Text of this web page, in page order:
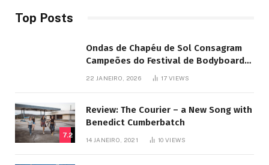
Top Posts
Ondas de Chapéu de Sol Consagram
Campeões do Festival de Bodyboard
22 JANEIRO, 2026 17VIEWS
7.2
Review: The Courier – a New Song with
Benedict Cumberbatch
14 JANEIRO, 2021 10VIEWS